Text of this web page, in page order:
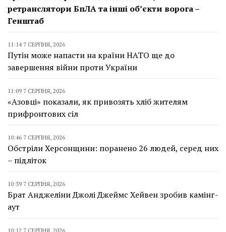
ретранслятори БпЛА та інші об’єкти ворога –
Генштаб
11:14 7 СЕРПНЯ, 2026
Путін може напасти на країни НАТО ще до
завершення війни проти України
11:09 7 СЕРПНЯ, 2026
«Азовці» показали, як привозять хліб жителям
прифронтових сіл
10:46 7 СЕРПНЯ, 2026
Обстріли Херсонщини: поранено 26 людей, серед них
– підліток
10:39 7 СЕРПНЯ, 2026
Брат Анджеліни Джолі Джеймс Хейвен зробив камінг-
аут
10:12 7 СЕРПНЯ, 2026